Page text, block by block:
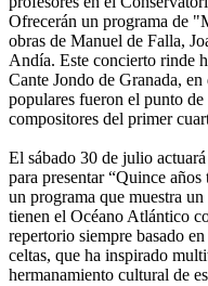
Ofrecerán un programa de
obras de Manuel de Falla,
Andía. Este concierto rinde
Cante Jondo de Granada,
populares fueron el punto
compositores del primer
El sábado 30 de julio
para presentar “Quince
un programa que muestra
tienen el Océano Atlántico
repertorio siempre basado
celtas, que ha inspirado
hermanamiento cultural de